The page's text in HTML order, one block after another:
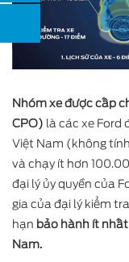
Nhóm xe được cấp
CPO) là các xe Ford
Việt Nam (không
và chạy ít hơn
đại lý ủy quyền của
gia của đại lý kiểm
hạn bảo hành ít
Nam.